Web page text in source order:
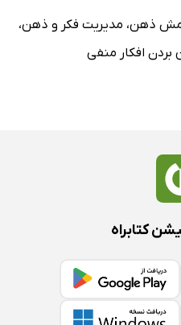
ذهن، مدیریت فکر و ذهن،
بردن افکار منفی
کتابراه